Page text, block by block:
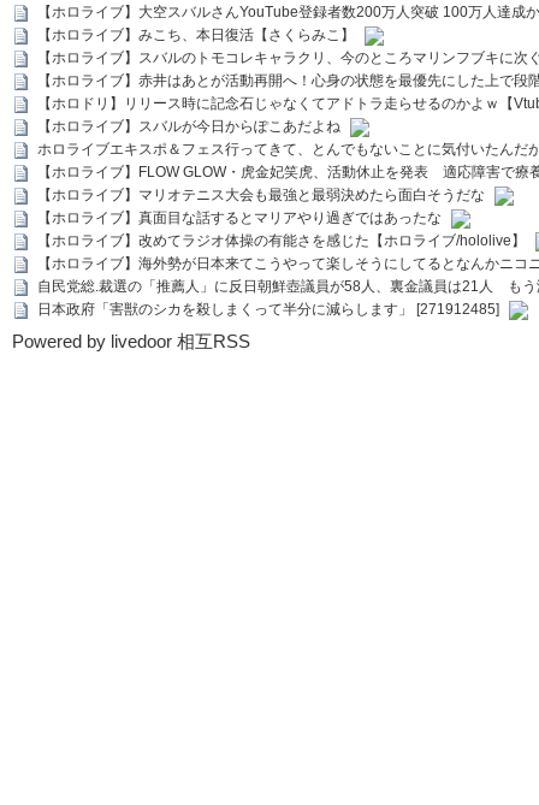
【ホロライブ】大空スバルさんYouTube登録者数200万人突破 100万人達成
【ホロライブ】みこち、本日復活【さくらみこ】
【ホロライブ】スバルのトモコレキャラクリ、今のところマリンフブキに
【ホロライブ】赤井はあとが活動再開へ！心身の状態を最優先にした上で段
【ホロドリ】リリース時に記念石じゃなくてアドトラ走らせるのかよｗ【
【ホロライブ】スバルが今日からぽこあだよね
ホロライブエキスポ＆フェス行ってきて、とんでもないことに気付いたんだ
【ホロライブ】FLOW GLOW・虎金妃笑虎、活動休止を発表 適応障害で療
【ホロライブ】マリオテニス大会も最強と最弱決めたら面白そうだな
【ホロライブ】真面目な話するとマリアやり過ぎではあったな
【ホロライブ】改めてラジオ体操の有能さを感じた【ホロライブ/hololive】
【ホロライブ】海外勢が日本来てこうやって楽しそうにしてるとなんかニコ
自民党総.裁選の「推薦人」に反日朝鮮壺議員が58人、裏金議員は21人 も
日本政府「害獣のシカを殺しまくって半分に減らします」 [271912485]
Powered by livedoor 相互RSS